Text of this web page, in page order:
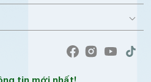
tin mới nhất!